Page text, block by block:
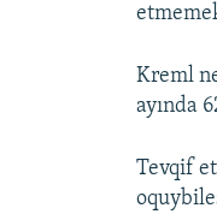
Kreml
ayında
Tevqif